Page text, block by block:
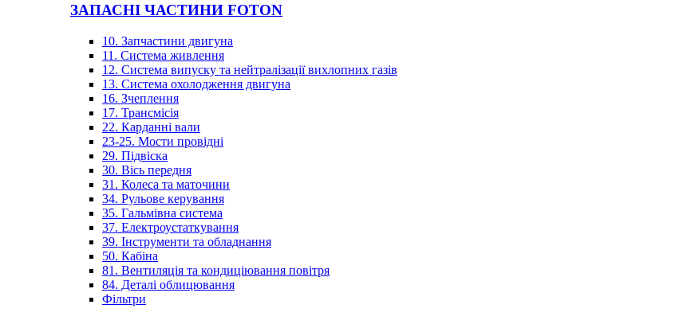
ЗАПАСНІ ЧАСТИНИ FOTON
10. Запчастини двигуна
11. Система живлення
12. Система випуску та нейтралізації вихлопних газів
13. Система охолодження двигуна
16. Зчеплення
17. Трансмісія
22. Карданні вали
23-25. Мости провідні
29. Підвіска
30. Вісь передня
31. Колеса та маточини
34. Рульове керування
35. Гальмівна система
37. Електроустаткування
39. Інструменти та обладнання
50. Кабіна
81. Вентиляція та кондиціювання повітря
84. Деталі облицювання
Фільтри